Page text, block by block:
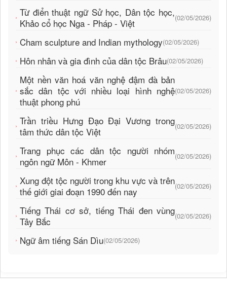
Từ điển thuật ngữ Sử học, Dân tộc học,
Khảo cổ học Nga - Pháp - Việt
(02/05/2026)
Cham sculpture and Indian mythology(02/05/2026)
Hôn nhân và gia đình của dân tộc Brâu(02/05/2026)
Một nền văn hoá văn nghệ đậm đà bản
sắc dân tộc với nhiều loại hình nghệ
thuật phong phú
(02/05/2026)
Trần triều Hưng Đạo Đại Vương trong
tâm thức dân tộc Việt
(02/05/2026)
Trang phục các dân tộc người nhóm
ngôn ngữ Môn - Khmer
(02/05/2026)
Xung đột tộc người trong khu vực và trên
thế giới giai đoạn 1990 đến nay
(02/05/2026)
Tiếng Thái cơ sở, tiếng Thái đen vùng
Tây Bắc
(02/05/2026)
Ngữ âm tiếng Sán Dìu(02/05/2026)